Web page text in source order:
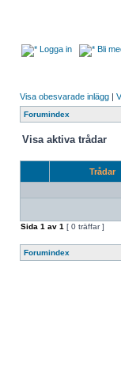
Logga in Bli
Visa obesvarade inlägg |
Forumindex
Visa aktiva trådar
Trådar
Sida 1 av 1 [ 0 träffar ]
Forumindex